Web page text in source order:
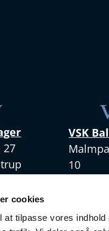
cookies
tilpasse vores indhold
27
VSK
10